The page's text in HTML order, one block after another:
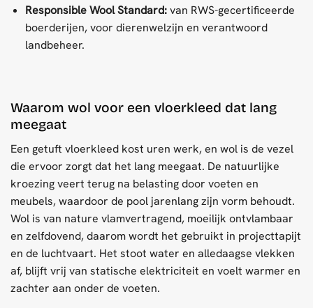
Responsible Wool Standard:van RWS-gecertificeerde
boerderijen, voor dierenwelzijn en verantwoord
landbeheer.
Waarom wol voor een vloerkleed dat lang
meegaat
Een getuft vloerkleed kost uren werk, en wol is de vezel
die ervoor zorgt dat het lang meegaat. De natuurlijke
kroezing veert terug na belasting door voeten en
meubels, waardoor de pool jarenlang zijn vorm behoudt.
Wol is van nature vlamvertragend, moeilijk ontvlambaar
en zelfdovend, daarom wordt het gebruikt in projecttapijt
en de luchtvaart. Het stoot water en alledaagse vlekken
af, blijft vrij van statische elektriciteit en voelt warmer en
zachter aan onder de voeten.